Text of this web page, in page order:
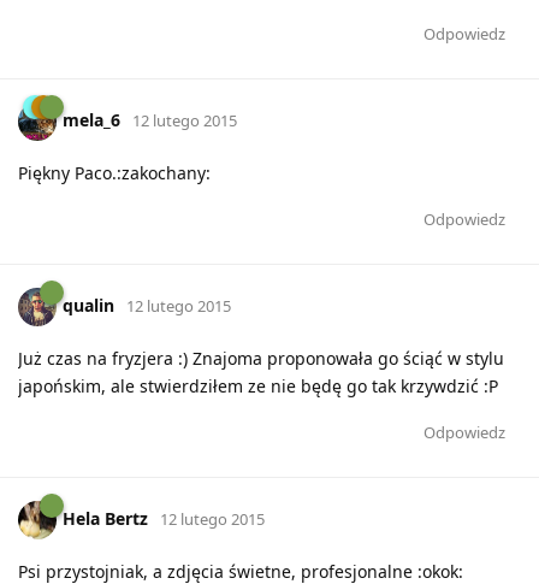
Odpowiedz
mela_6 12 lutego 2015
Piękny Paco.:zakochany:
Odpowiedz
qualin 12 lutego 2015
Już czas na fryzjera :) Znajoma proponowała go ściąć w stylu
japońskim, ale stwierdziłem ze nie będę go tak krzywdzić :P
Odpowiedz
Hela Bertz 12 lutego 2015
Psi przystojniak, a zdjęcia świetne, profesjonalne :okok: